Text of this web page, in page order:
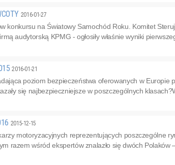
2016-01-27
konkursu na Światowy Samochód Roku. Komitet
audytorską KPMG - ogłosiły właśnie wyniki
2016-01-21
poziom bezpieczeństwa oferowanych w Europie
się najbezpieczniejsze w poszczególnych
2015-12-15
motoryzacyjnych reprezentujących poszczególne
razem wśród ekspertów znalazło się dwóch Polaków